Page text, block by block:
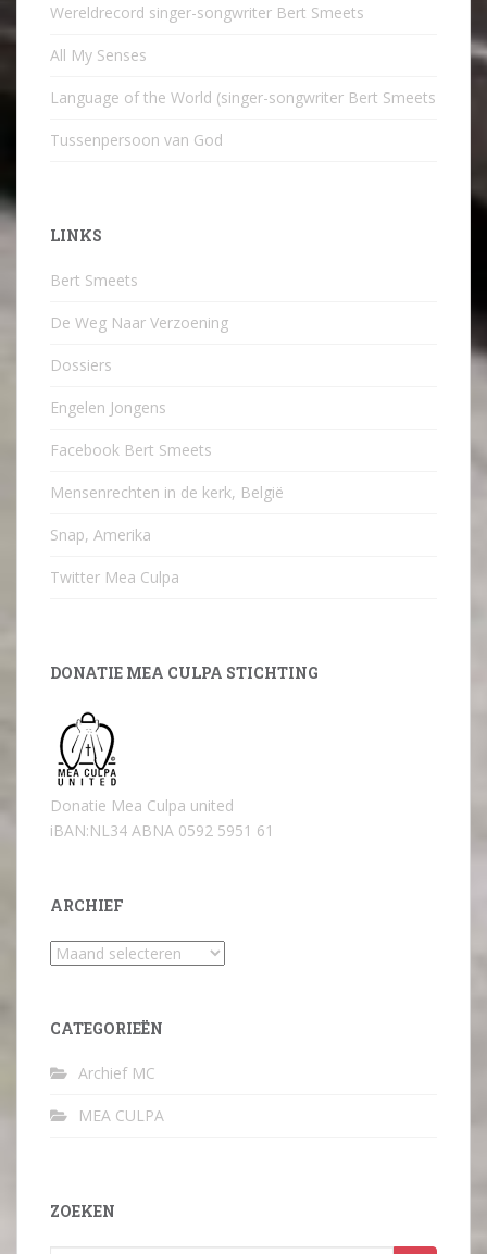
Wereldrecord singer-songwriter Bert Smeets
All My Senses
Language of the World (singer-songwriter Bert Smeets
Tussenpersoon van God
LINKS
Bert Smeets
De Weg Naar Verzoening
Dossiers
Engelen Jongens
Facebook Bert Smeets
Mensenrechten in de kerk, België
Snap, Amerika
Twitter Mea Culpa
DONATIE MEA CULPA STICHTING
Donatie Mea Culpa united
iBAN:NL34 ABNA 0592 5951 61
ARCHIEF
Archief
CATEGORIEËN
Archief MC
MEA CULPA
ZOEKEN